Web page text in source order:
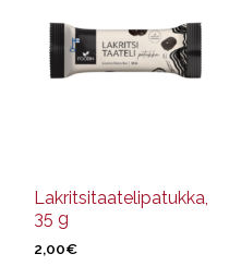
Lakritsitaatelipatukka,
35 g
2,00€